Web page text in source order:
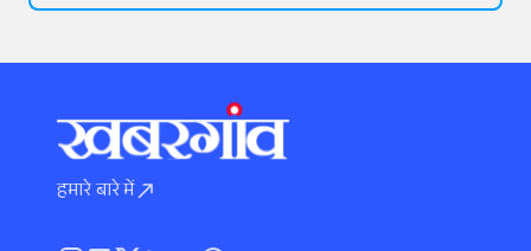
हमारे बारे में